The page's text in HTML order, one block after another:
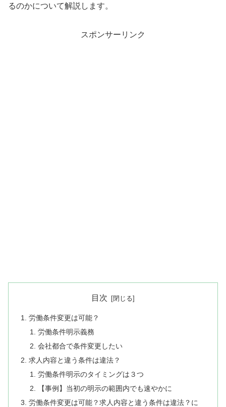
るのかについて解説します。
スポンサーリンク
目次
労働条件変更は可能？
労働条件明示義務
会社都合で条件変更したい
求人内容と違う条件は違法？
労働条件明示のタイミングは３つ
【事例】当初の明示の範囲内でも速やかに
労働条件変更は可能？求人内容と違う条件は違法？に